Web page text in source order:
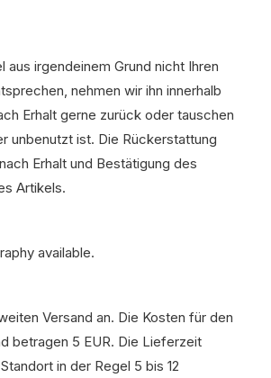
aus irgendeinem Grund nicht Ihren
nehmen wir ihn innerhalb
Erhalt gerne zurück oder tauschen
unbenutzt ist. Die Rückerstattung
Erhalt und Bestätigung des
Artikels.
available.
Versand an. Die Kosten für den
betragen 5 EUR. Die Lieferzeit
in der Regel 5 bis 12